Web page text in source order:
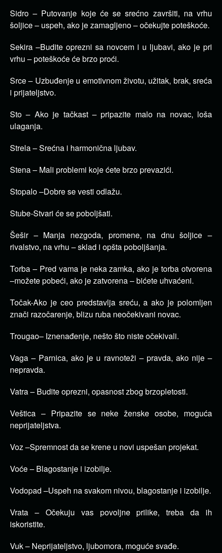
Sidro – Putovanje koje će se srećno završiti, na vrhu
šoljice – uspeh, ako je zamagljeno – očekujte poteškoće.
Sekira –Budite oprezni sa novcem i u ljubavi, ako je pri
vrhu – poteškoće će brzo proći.
Srce – Uzbuđenje u emotivnom životu, užitak, brak, sreća
i prijateljstvo.
Sto – Ako je tačkast – pripazite malo na novac, loša
ulaganja.
Strela – Srećna i harmonična ljubav.
Stena – Mali problemi koje ćete brzo prevazići.
Stopalo –Dobre se vesti odlažu.
Stube-Stvari će se poboljšati.
Šešir – Manja nezgoda, promene, na dnu šoljice –
rivalstvo, na vrhu – sklad i opšta poboljšanja.
Torba – Pred vama je neka zamka, ako je torba otvorena
–možete pobeći, ako je zatvorena – bićete uhvaćeni.
Točak-Ako je ceo predstavlja sreću, a ako je polomljen
znači razočarenje, blizu ruba neočekivani novac.
Trougao– Iznenađenje, nešto što niste očekivali.
Vaga – Parnica, ako je u ravnoteži – pravda, ako nije –
nepravda.
Vatra – Budite oprezni, opasnost zbog brzopletosti.
Veštica – Pripazite se neke ženske osobe, moguća
neprijateljstva.
Voz –Spremnost da se krene u novi uspešan projekat.
Voće – Blagostanje i izobilje.
Vodopad –Uspeh na svakom nivou, blagostanje i izobilje.
Vrata – Očekuju vas povoljne prilike, treba da ih
iskoristite.
Vuk – Neprijateljstvo, ljubomora, moguće svađe.